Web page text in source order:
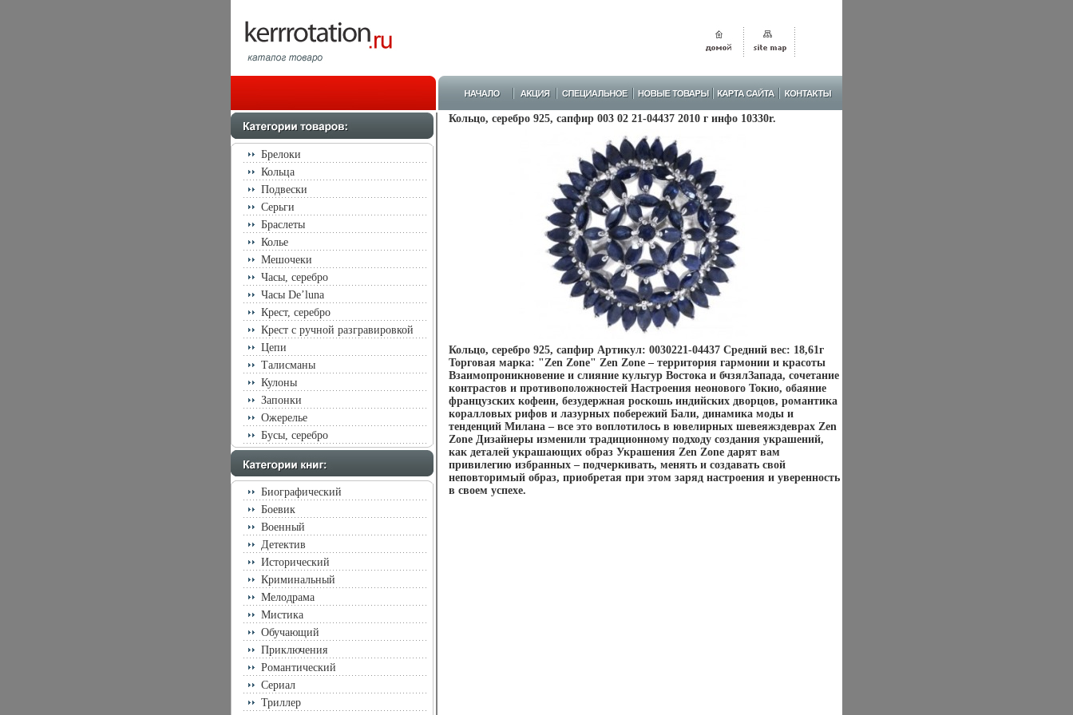
Брелоки
Кольца
Подвески
Серьги
Браслеты
Колье
Мешочеки
Часы, серебро
Часы De’luna
Крест, серебро
Крест с ручной разгравировкой
Цепи
Талисманы
Кулоны
Запонки
Ожерелье
Бусы, серебро
Биографический
Боевик
Военный
Детектив
Исторический
Криминальный
Мелодрама
Мистика
Обучающий
Приключения
Романтический
Сериал
Триллер
Кольцо, серебро 925, сапфир 003 02 21-04437 2010 г инфо 10330r.
Кольцо, серебро 925, сапфир Артикул: 0030221-04437 Средний вес: 18,61г
Торговая марка: "Zen Zone" Zen Zone – территория гармонии и красоты
Взаимопроникновение и слияние культур Востока и бчзялЗапада, сочетание
контрастов и противоположностей Настроения неонового Токио, обаяние
французских кофеин, безудержная роскошь индийских дворцов, романтика
коралловых рифов и лазурных побережий Бали, динамика моды и
тенденций Милана – все это воплотилось в ювелирных шевеяжздеврах Zen
Zone Дизайнеры изменили традиционному подходу создания украшений,
как деталей украшающих образ Украшения Zen Zone дарят вам
привилегию избранных – подчеркивать, менять и создавать свой
неповторимый образ, приобретая при этом заряд настроения и уверенность
в своем успехе.